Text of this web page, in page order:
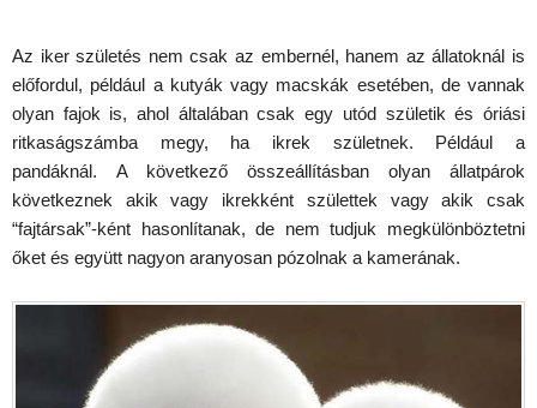
Az iker születés nem csak az embernél, hanem az állatoknál is
előfordul, például a kutyák vagy macskák esetében, de vannak
olyan fajok is, ahol általában csak egy utód születik és óriási
ritkaságszámba megy, ha ikrek születnek. Például a
pandáknál. A következő összeállításban olyan állatpárok
következnek akik vagy ikrekként születtek vagy akik csak
“fajtársak”-ként hasonlítanak, de nem tudjuk megkülönböztetni
őket és együtt nagyon aranyosan pózolnak a kamerának.